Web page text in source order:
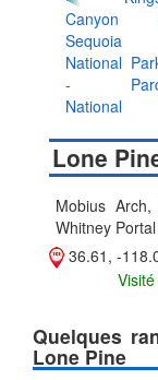
Canyon
Sequoia
National
-
National
Lone
Mobius
Whitney
36.61, -
Quelques
Lone Pine